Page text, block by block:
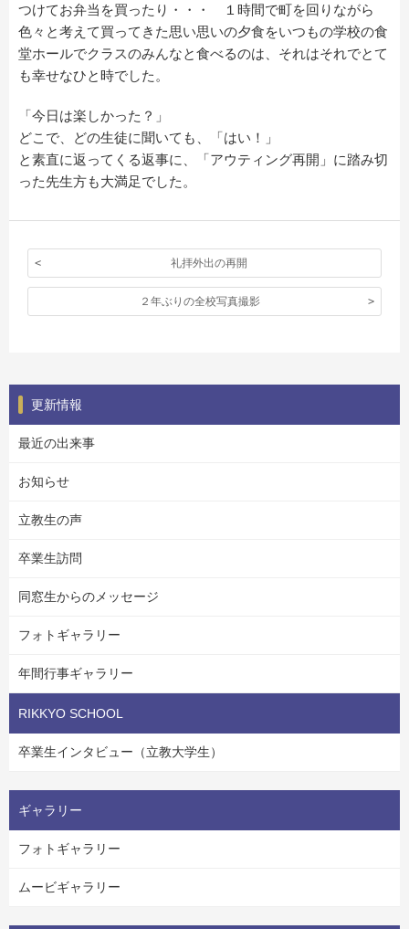
つけてお弁当を買ったり・・・ １時間で町を回りながら
色々と考えて買ってきた思い思いの夕食をいつもの学校の食
堂ホールでクラスのみんなと食べるのは、それはそれでとて
も幸せなひと時でした。
「今日は楽しかった？」
どこで、どの生徒に聞いても、「はい！」
と素直に返ってくる返事に、「アウティング再開」に踏み切
った先生方も大満足でした。
礼拝外出の再開
２年ぶりの全校写真撮影
更新情報
最近の出来事
お知らせ
立教生の声
卒業生訪問
同窓生からのメッセージ
フォトギャラリー
年間行事ギャラリー
RIKKYO SCHOOL
卒業生インタビュー（立教大学生）
ギャラリー
フォトギャラリー
ムービギャラリー